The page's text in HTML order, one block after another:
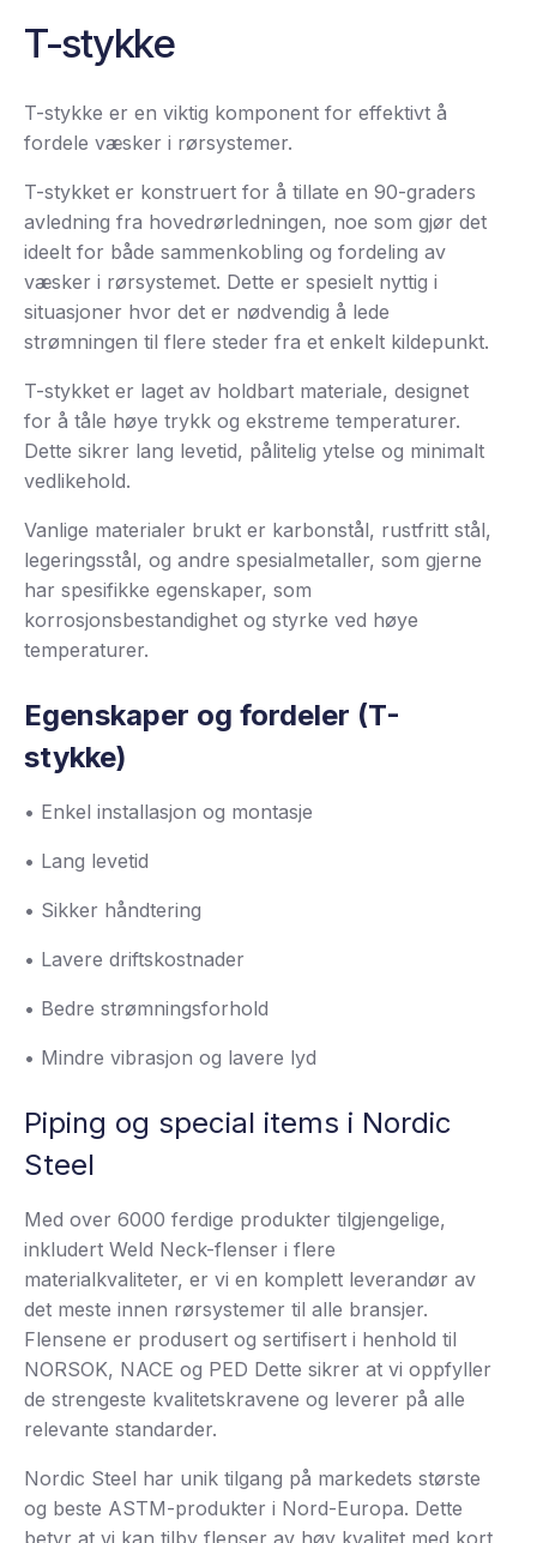
T-stykke
T-stykke er en viktig komponent for effektivt å
fordele væsker i rørsystemer.
T-stykket er konstruert for å tillate en 90-graders
avledning fra hovedrørledningen, noe som gjør det
ideelt for både sammenkobling og fordeling av
væsker i rørsystemet. Dette er spesielt nyttig i
situasjoner hvor det er nødvendig å lede
strømningen til flere steder fra et enkelt kildepunkt.
T-stykket er laget av holdbart materiale, designet
for å tåle høye trykk og ekstreme temperaturer.
Dette sikrer lang levetid, pålitelig ytelse og minimalt
vedlikehold.
Vanlige materialer brukt er karbonstål, rustfritt stål,
legeringsstål, og andre spesialmetaller, som gjerne
har spesifikke egenskaper, som
korrosjonsbestandighet og styrke ved høye
temperaturer.
Egenskaper og fordeler (T-
stykke)
• Enkel installasjon og montasje
• Lang levetid
• Sikker håndtering
• Lavere driftskostnader
• Bedre strømningsforhold
• Mindre vibrasjon og lavere lyd
Piping og special items i Nordic
Steel
Med over 6000 ferdige produkter tilgjengelige,
inkludert Weld Neck-flenser i flere
materialkvaliteter, er vi en komplett leverandør av
det meste innen rørsystemer til alle bransjer.
Flensene er produsert og sertifisert i henhold til
NORSOK, NACE og PED Dette sikrer at vi oppfyller
de strengeste kvalitetskravene og leverer på alle
relevante standarder.
Nordic Steel har unik tilgang på markedets største
og beste ASTM-produkter i Nord-Europa. Dette
betyr at vi kan tilby flenser av høy kvalitet med kort